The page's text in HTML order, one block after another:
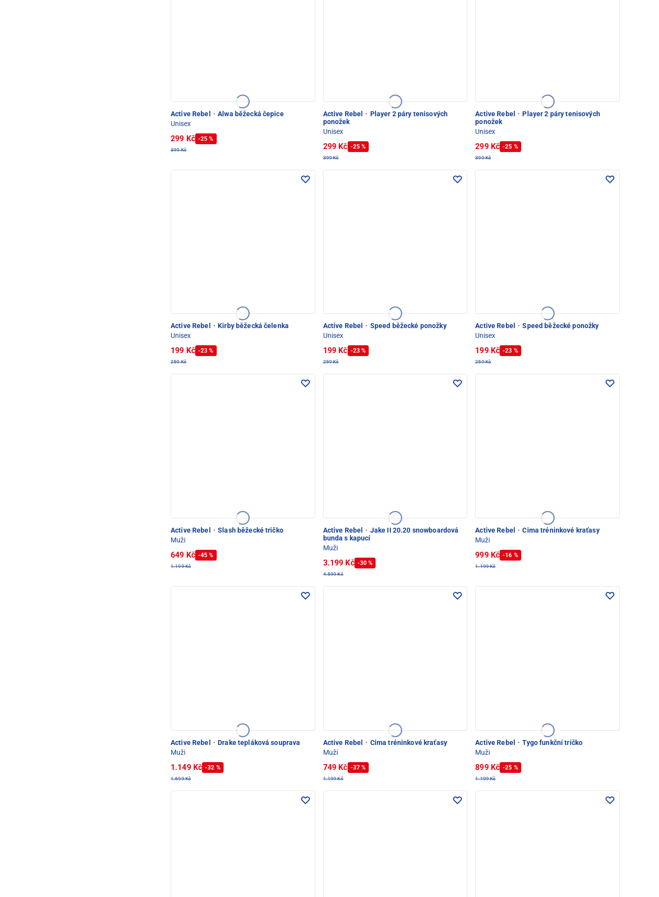
Active Rebel · Alwa běžecká čepice
Unisex
299 Kč -25 %
399 Kč
Active Rebel · Player 2 páry tenisových
ponožek
Unisex
299 Kč -25 %
399 Kč
Active Rebel · Player 2 páry tenisových
ponožek
Unisex
299 Kč -25 %
399 Kč
Active Rebel · Kirby běžecká čelenka
Unisex
199 Kč -23 %
259 Kč
Active Rebel · Speed běžecké ponožky
Unisex
199 Kč -23 %
259 Kč
Active Rebel · Speed běžecké ponožky
Unisex
199 Kč -23 %
259 Kč
Active Rebel · Slash běžecké tričko
Muži
649 Kč -45 %
1.199 Kč
Active Rebel · Jake II 20.20 snowboardová
bunda s kapucí
Muži
3.199 Kč -30 %
4.599 Kč
Active Rebel · Cima tréninkové kraťasy
Muži
999 Kč -16 %
1.199 Kč
Active Rebel · Drake tepláková souprava
Muži
1.149 Kč -32 %
1.699 Kč
Active Rebel · Cima tréninkové kraťasy
Muži
749 Kč -37 %
1.199 Kč
Active Rebel · Tygo funkční tričko
Muži
899 Kč -25 %
1.199 Kč